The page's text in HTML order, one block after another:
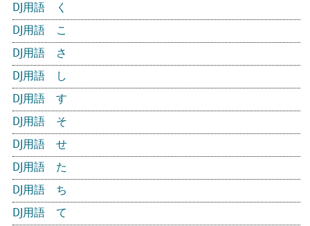
DJ用語 く
DJ用語 こ
DJ用語 さ
DJ用語 し
DJ用語 す
DJ用語 そ
DJ用語 せ
DJ用語 た
DJ用語 ち
DJ用語 て